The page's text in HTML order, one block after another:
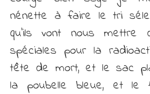
nénette à faire le tri
qu’ils vont nous mettre
spéciales pour la
tête de mort, et le sac
la poubelle bleue, et